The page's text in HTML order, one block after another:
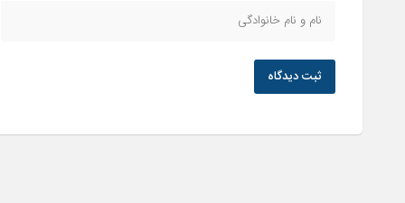
ثبت دیدگاه